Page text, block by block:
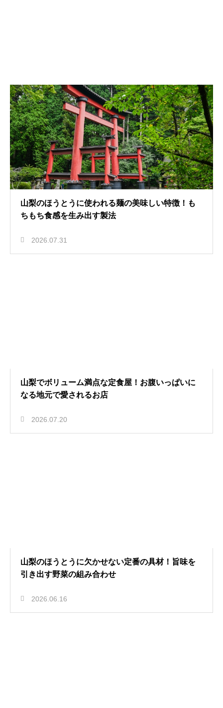
山梨のほうとうに使われる麺の美味しい特徴！も
ちもち食感を生み出す製法
2026.07.31
山梨でボリューム満点な定食屋！お腹いっぱいに
なる地元で愛されるお店
2026.07.20
山梨のほうとうに欠かせない定番の具材！旨味を
引き出す野菜の組み合わせ
2026.06.16